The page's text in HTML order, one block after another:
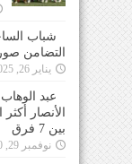
شباب
التضامن صور
يناير 26, 2025
عبد
الأنصار
بين 7 فرق
نوفمبر 29, 2020